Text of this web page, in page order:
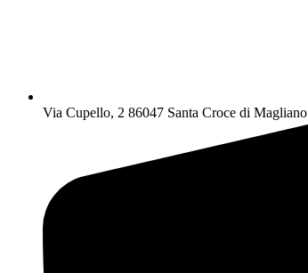
Via Cupello, 2 86047 Santa Croce di Magliano